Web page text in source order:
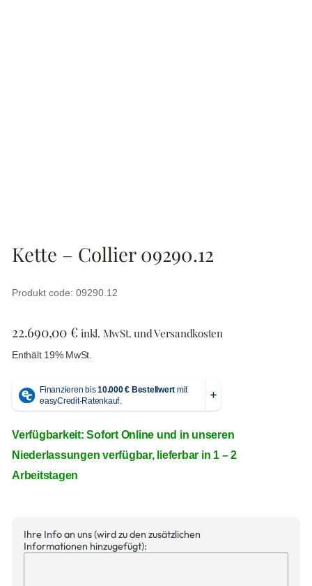
Kette – Collier 09290.12
Produkt code: 09290.12
22.690,00€ inkl. MwSt. und Versandkosten
Enthält 19% MwSt.
Verfügbarkeit: Sofort Online und in unseren
Niederlassungen verfügbar, lieferbar in 1 – 2
Arbeitstagen
Ihre Info an uns (wird zu den zusätzlichen
Informationen hinzugefügt):